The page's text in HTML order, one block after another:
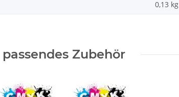
0,13 kg
passendes Zubehör